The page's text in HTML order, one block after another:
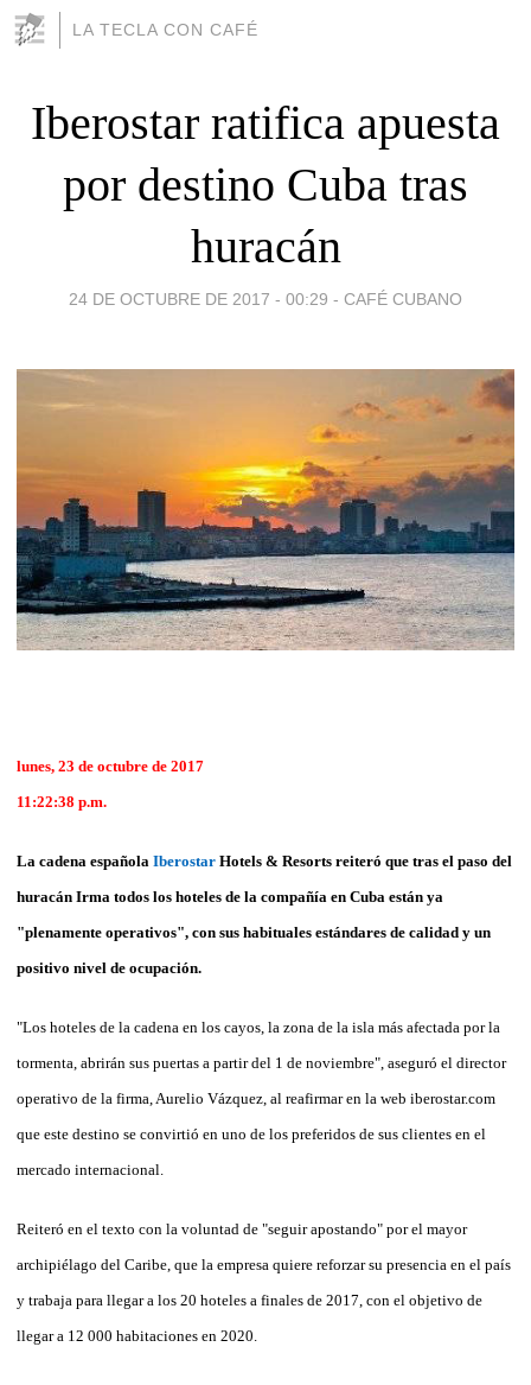
LA TECLA CON CAFÉ
Iberostar ratifica apuesta
por destino Cuba tras
huracán
24 DE OCTUBRE DE 2017 - 00:29 - CAFÉ CUBANO
lunes, 23 de octubre de 2017
11:22:38 p.m.
La cadena española Iberostar Hotels & Resorts reiteró que tras el paso del
huracán Irma todos los hoteles de la compañía en Cuba están ya
"plenamente operativos", con sus habituales estándares de calidad y un
positivo nivel de ocupación.
"Los hoteles de la cadena en los cayos, la zona de la isla más afectada por la
tormenta, abrirán sus puertas a partir del 1 de noviembre", aseguró el director
operativo de la firma, Aurelio Vázquez, al reafirmar en la web iberostar.com
que este destino se convirtió en uno de los preferidos de sus clientes en el
mercado internacional.
Reiteró en el texto con la voluntad de "seguir apostando" por el mayor
archipiélago del Caribe, que la empresa quiere reforzar su presencia en el país
y trabaja para llegar a los 20 hoteles a finales de 2017, con el objetivo de
llegar a 12 000 habitaciones en 2020.